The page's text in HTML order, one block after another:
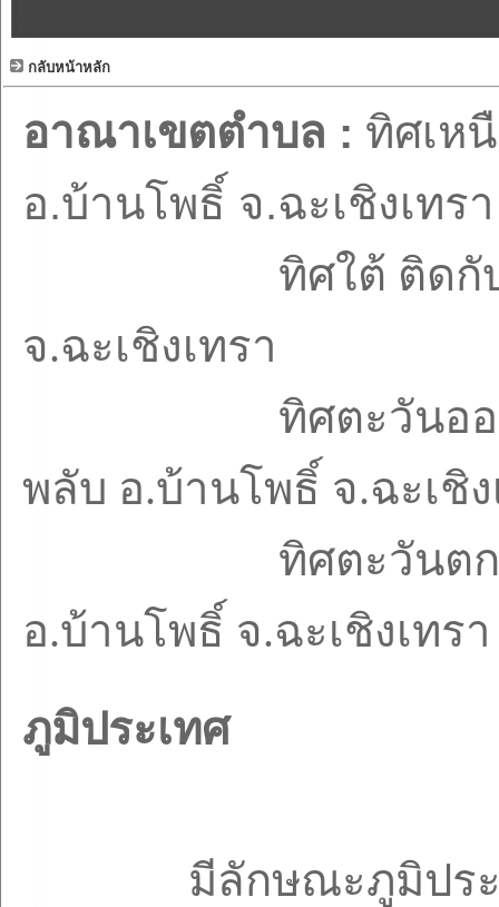
กลับหน้าหลัก
อาณาเขตตำบล : ทิศเห
อ.บ้านโพธิ์ จ.ฉะเชิงเทรา
ทิศใต้ ติดกับ ต.บ้
จ.ฉะเชิงเทรา
ทิศตะวันออก ติด
พลับ อ.บ้านโพธิ์ จ.ฉะเชิง
ทิศตะวันตก ติด
อ.บ้านโพธิ์ จ.ฉะเชิงเทรา
ภูมิประเทศ
มีลักษณะภูมิปร